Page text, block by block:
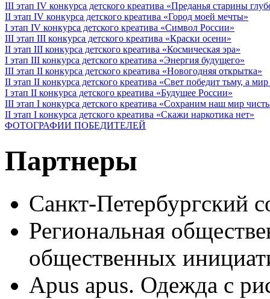
III этап IV конкурса детского креатива «Преданья старины
II этап IV конкурса детского креатива «Город моей мечты»
I этап IV конкурса детского креатива «Символ России»
III этап III конкурса детского креатива «Краски осени»
II этап III конкурса детского креатива «Космическая эра»
I этап III конкурса детского креатива «Энергия будущего»
III этап II конкурса детского креатива «Новогодняя открытка»
II этап II конкурса детского креатива «Свет победит тьму, а
I этап II конкурса детского креатива «Будущее России»
III этап I конкурса детского креатива «Сохраним наш мир
II этап I конкурса детского креатива «Скажи наркотика нет»
ФОТОГРАФИИ ПОБЕДИТЕЛЕЙ
Партнеры
Санкт-Петербургский
Региональная
общественных
Apus apus. Одежда с